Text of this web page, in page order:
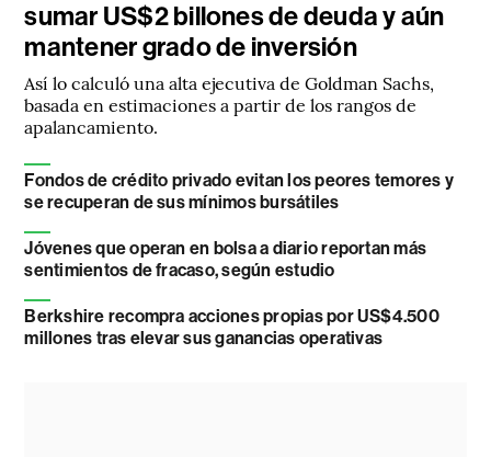
sumar US$2 billones de deuda y aún
mantener grado de inversión
Así lo calculó una alta ejecutiva de Goldman Sachs,
basada en estimaciones a partir de los rangos de
apalancamiento.
Fondos de crédito privado evitan los peores temores y
se recuperan de sus mínimos bursátiles
Jóvenes que operan en bolsa a diario reportan más
sentimientos de fracaso, según estudio
Berkshire recompra acciones propias por US$4.500
millones tras elevar sus ganancias operativas